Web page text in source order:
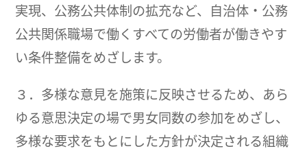
実現、公務公共体制の拡充など、自治体・公務
公共関係職場で働くすべての労働者が働きやす
い条件整備をめざします。
３．多様な意見を施策に反映させるため、あら
ゆる意思決定の場で男女同数の参加をめざし、
多様な要求をもとにした方針が決定される組織